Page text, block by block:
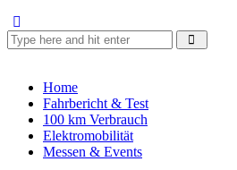
Home
Fahrbericht & Test
100 km Verbrauch
Elektromobilität
Messen & Events